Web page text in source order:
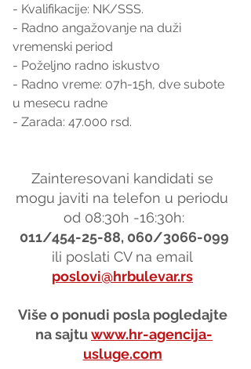
- Kvalifikacije: NK/SSS.
- Radno angažovanje na duži
vremenski period
- Poželjno radno iskustvo
- Radno vreme: 07h-15h, dve subote
u mesecu radne
- Zarada: 47.000 rsd.
Zainteresovani kandidati se
mogu javiti na telefon u periodu
od 08:30h -16:30h:
011/454-25-88, 060/3066-099
ili poslati CV na email
poslovi@hrbulevar.rs
Više o ponudi posla pogledajte
na sajtu www.hr-agencija-
usluge.com